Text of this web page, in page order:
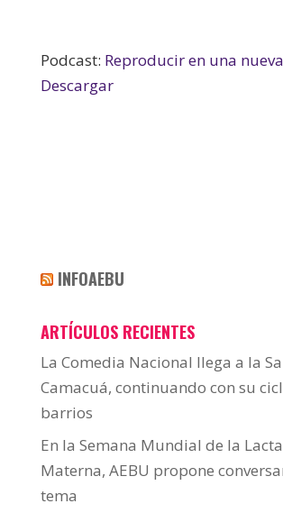
Podcast: Reproducir en una
Descargar
INFOAEBU
ARTÍCULOS RECIENTES
La Comedia Nacional llega a la
Camacuá, continuando con su
barrios
En la Semana Mundial de la
Materna, AEBU propone
tema